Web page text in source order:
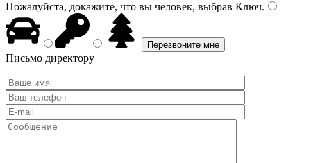
Пожалуйста, докажите, что вы человек, выбрав Ключ.
Письмо директору